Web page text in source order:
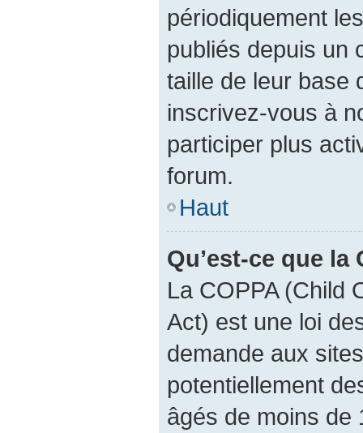
périodiquement
publiés depuis un
taille de leur base
inscrivez-vous à
participer plus
forum.
Haut
Qu’est-ce que la
La COPPA (Child
Act) est une loi
demande aux
potentiellement
âgés de moins de